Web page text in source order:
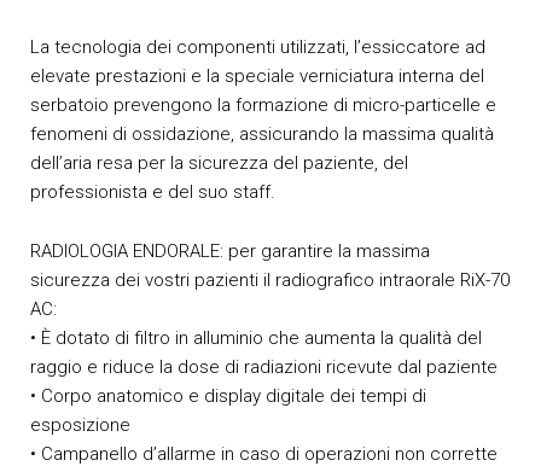
La tecnologia dei componenti utilizzati, l’essiccatore ad
elevate prestazioni e la speciale verniciatura interna del
serbatoio prevengono la formazione di micro-particelle e
fenomeni di ossidazione, assicurando la massima qualità
dell’aria resa per la sicurezza del paziente, del
professionista e del suo staff.
RADIOLOGIA ENDORALE: per garantire la massima
sicurezza dei vostri pazienti il radiografico intraorale RiX-70
AC:
• È dotato di filtro in alluminio che aumenta la qualità del
raggio e riduce la dose di radiazioni ricevute dal paziente
• Corpo anatomico e display digitale dei tempi di
esposizione
• Campanello d’allarme in caso di operazioni non corrette